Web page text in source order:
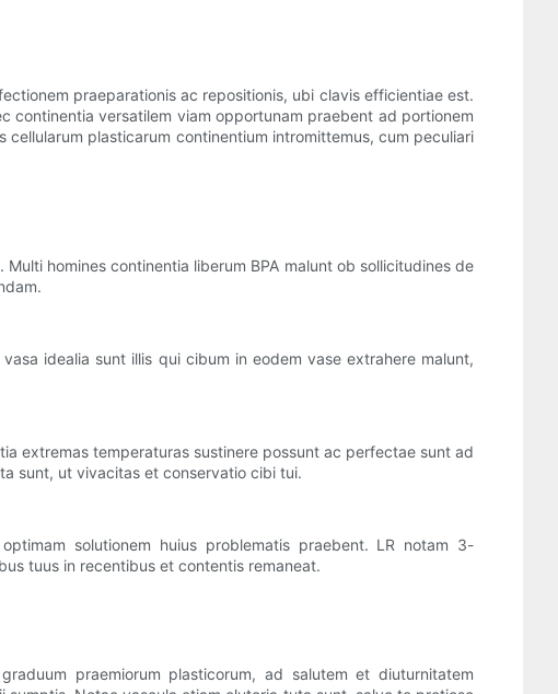
praeparationis ac repositionis, ubi clavis efficientiae est.
continentia versatilem viam opportunam praebent ad portionem
plasticarum continentium intromittemus, cum peculiari
homines continentia liberum BPA malunt ob sollicitudines de
idealia sunt illis qui cibum in eodem vase extrahere malunt,
extremas temperaturas sustinere possunt ac perfectae sunt ad
sunt, ut vivacitas et conservatio cibi tui.
solutionem huius problematis praebent. LR notam 3-
tuus in recentibus et contentis remaneat.
praemiorum plasticorum, ad salutem et diuturnitatem